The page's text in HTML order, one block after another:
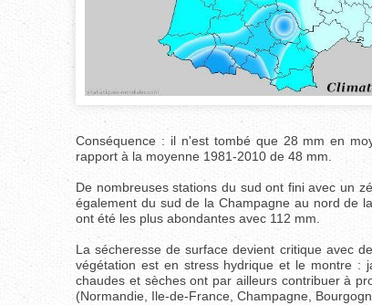
Conséquence : il n'est tombé que 28 mm en
rapport à la moyenne 1981-2010 de 48 mm.
De nombreuses stations du sud ont fini avec un
également du sud de la Champagne au nord de
ont été les plus abondantes avec 112 mm.
La sécheresse de surface devient critique avec
végétation est en stress hydrique et le montre :
chaudes et sèches ont par ailleurs contribuer à
(Normandie, Ile-de-France, Champagne,